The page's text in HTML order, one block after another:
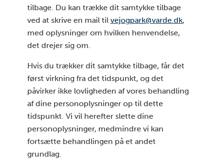
tilbage. Du kan trække dit samtykke tilbage
ved at skrive en mail til vejogpark@varde.dk,
med oplysninger om hvilken henvendelse,
det drejer sig om.
Hvis du trækker dit samtykke tilbage, får det
først virkning fra det tidspunkt, og det
påvirker ikke lovligheden af vores behandling
af dine personoplysninger op til dette
tidspunkt. Vi vil herefter slette dine
personoplysninger, medmindre vi kan
fortsætte behandlingen på et andet
grundlag.